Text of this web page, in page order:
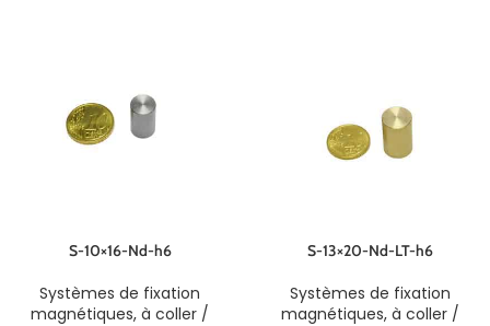
S-10×16-Nd-h6
Systèmes de fixation
magnétiques, à coller /
S-13×20-Nd-LT-h6
Systèmes de fixation
magnétiques, à coller /